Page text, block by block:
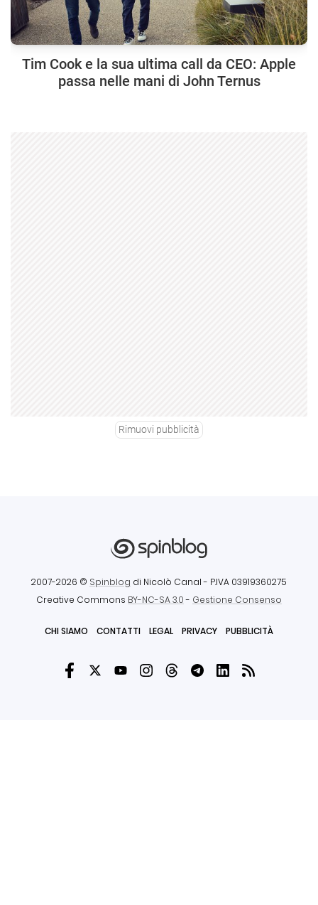
Tim Cook e la sua ultima call da CEO: Apple
passa nelle mani di John Ternus
Rimuovi pubblicità
2007-2026 © Spinblog di Nicolò Canal - P.IVA 03919360275
Creative Commons BY-NC-SA 3.0- Gestione Consenso
CHI SIAMO CONTATTI LEGAL PRIVACY PUBBLICITÀ